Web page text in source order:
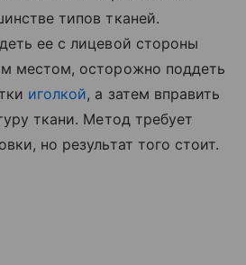
типов тканей.
ее с лицевой стороны
местом, осторожно поддеть
иголкой, а затем вправить
ткани. Метод требует
но результат того стоит.